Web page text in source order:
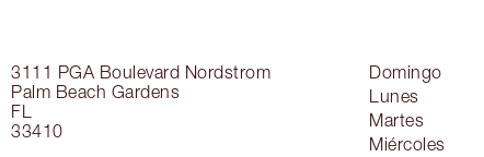
3111 PGA Boulevard Nordstrom
Palm Beach Gardens
FL
33410
Domingo
Lunes
Martes
Miércoles